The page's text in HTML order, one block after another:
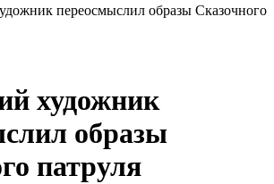
переосмыслил образы Сказочного
художник
образы
патруля